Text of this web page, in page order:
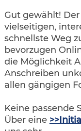
Gut gewählt!
vielseitigen,
schnellste Weg
bevorzugen
die Möglichkeit
Anschreiben
allen gängigen
Keine passende
Über eine